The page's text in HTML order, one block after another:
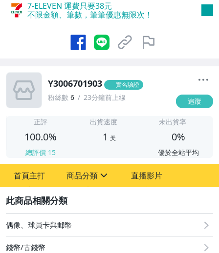
7-ELEVEN 運費只要38元
不限金額、筆數，筆筆優惠無限次！
Y3006701903 實名驗證
粉絲數 6 23分鐘前上線 追蹤
正評
100.0%
總評價 15
出貨速度
1 天
未出貨率
0%
優於全站平均
首頁主打 商品分類
圖書/影音/文具
直播影片
偶像、球員卡與郵幣
錢幣/古錢幣